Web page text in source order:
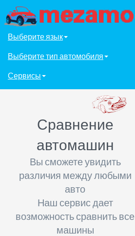
Выберите язык
Выберите тип автомобиля
Сервисы
Сравнение
автомашин
Вы сможете увидить
различия между любыми
авто
Наш сервис дает
возможность сравнить все
машины